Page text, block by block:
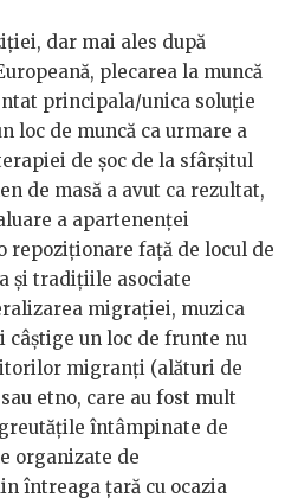
dar mai ales după
plecarea la muncă
principala/unica soluție
loc de muncă ca urmare a
de șoc de la sfârșitul
de masă a avut ca rezultat,
a apartenenței
repoziționare față de locul de
și tradițiile asociate
migrației, muzica
câștige un loc de frunte nu
migranți (alături de
etno, care au fost mult
întâmpinate de
organizate de
întreaga țară cu ocazia